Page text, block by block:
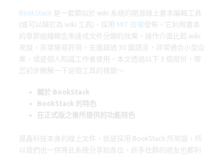
BookStack 是一套類似於 wiki 系統的開源線上書本編輯工具
(或可以稱它為 wiki 工具)，採用 MIT 授權發佈，它利用書本
的章節組織概念來達成文件分類的效果，操作介面比起 wiki
來說，非常簡易好用，支援超過 30 國語言，非常適合小型企
業，或是個人知識工作者使用，本文透過以下 3 個部份，帶
您初步瞭解一下這個工具的樣貌～
關於 BookStack
BookStack 的特色
在正式版之後所提供的功能特色
晟鑫科技本身的線上文件，就是採用 BookStack 所架設，所
以我們也一併將此系統分享給各位，許多社群的朋友也都利